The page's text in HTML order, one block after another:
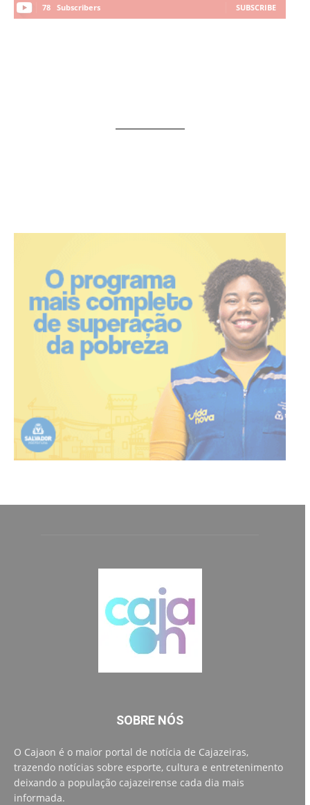
78 Subscribers SUBSCRIBE
SOBRE NÓS
O Cajaon é o maior portal de notícia de Cajazeiras,
trazendo notícias sobre esporte, cultura e entretenimento
deixando a população cajazeirense cada dia mais
informada.